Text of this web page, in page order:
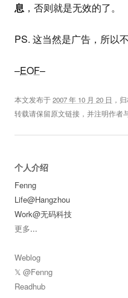
息 ，否则就是无效的了。
PS. 这当然是广告，所以
–EOF–
本文发布于2007 年 10 月 20 日 ，
转载请保留原文链接，并注明作者
个人介绍
Fenng
Life@Hangzhou
Work@无码科技
更多...
Weblog
𝕏 @Fenng
Readhub